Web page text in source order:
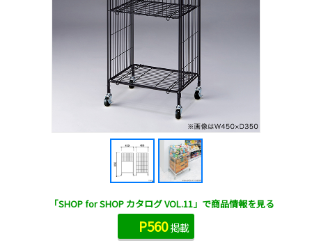
「SHOP for SHOP カタログ VOL.11」で商品情報を見る
P560掲載